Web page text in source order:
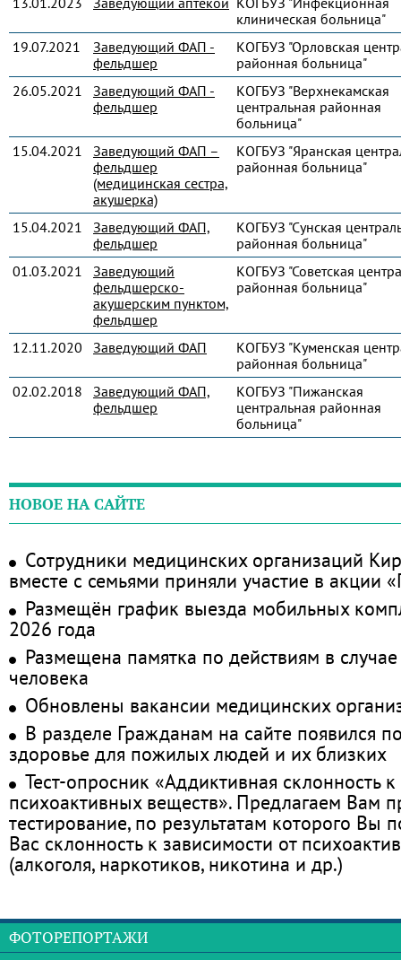
клиническая больница"
19.07.2021
Заведующий ФАП -
фельдшер
КОГБУЗ "Орловская
районная больница"
26.05.2021
Заведующий ФАП -
фельдшер
КОГБУЗ "Верхнекамская
центральная районная
больница"
15.04.2021
Заведующий ФАП –
фельдшер
(медицинская сестра,
акушерка)
КОГБУЗ "Яранская
районная больница"
15.04.2021
Заведующий ФАП,
фельдшер
КОГБУЗ "Сунская
районная больница"
01.03.2021
Заведующий
фельдшерско-
акушерским пунктом,
фельдшер
КОГБУЗ "Советская
районная больница"
12.11.2020 Заведующий ФАП
КОГБУЗ "Куменская
районная больница"
02.02.2018
Заведующий ФАП,
фельдшер
КОГБУЗ "Пижанская
центральная районная
больница"
НОВОЕ НА САЙТЕ
Сотрудники медицинских организаций
вместе с семьями приняли участие в акции
Размещён график выезда мобильных
2026 года
Размещена памятка по действиям в
человека
Обновлены вакансии медицинских
В разделе Гражданам на сайте появился
здоровье для пожилых людей и их близких
Тест-опросник «Аддиктивная склонность
психоактивных веществ». Предлагаем Вам
тестирование, по результатам которого Вы
Вас склонность к зависимости от
(алкоголя, наркотиков, никотина и др.)
ФОТОРЕПОРТАЖИ